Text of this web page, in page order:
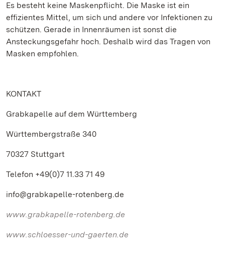
Es besteht keine Maskenpflicht. Die Maske ist ein
effizientes Mittel, um sich und andere vor Infektionen zu
schützen. Gerade in Innenräumen ist sonst die
Ansteckungsgefahr hoch. Deshalb wird das Tragen von
Masken empfohlen.
KONTAKT
Grabkapelle auf dem Württemberg
Württembergstraße 340
70327 Stuttgart
Telefon +49(0)7 11.33 71 49
info@grabkapelle-rotenberg.de
www.grabkapelle-rotenberg.de
www.schloesser-und-gaerten.de